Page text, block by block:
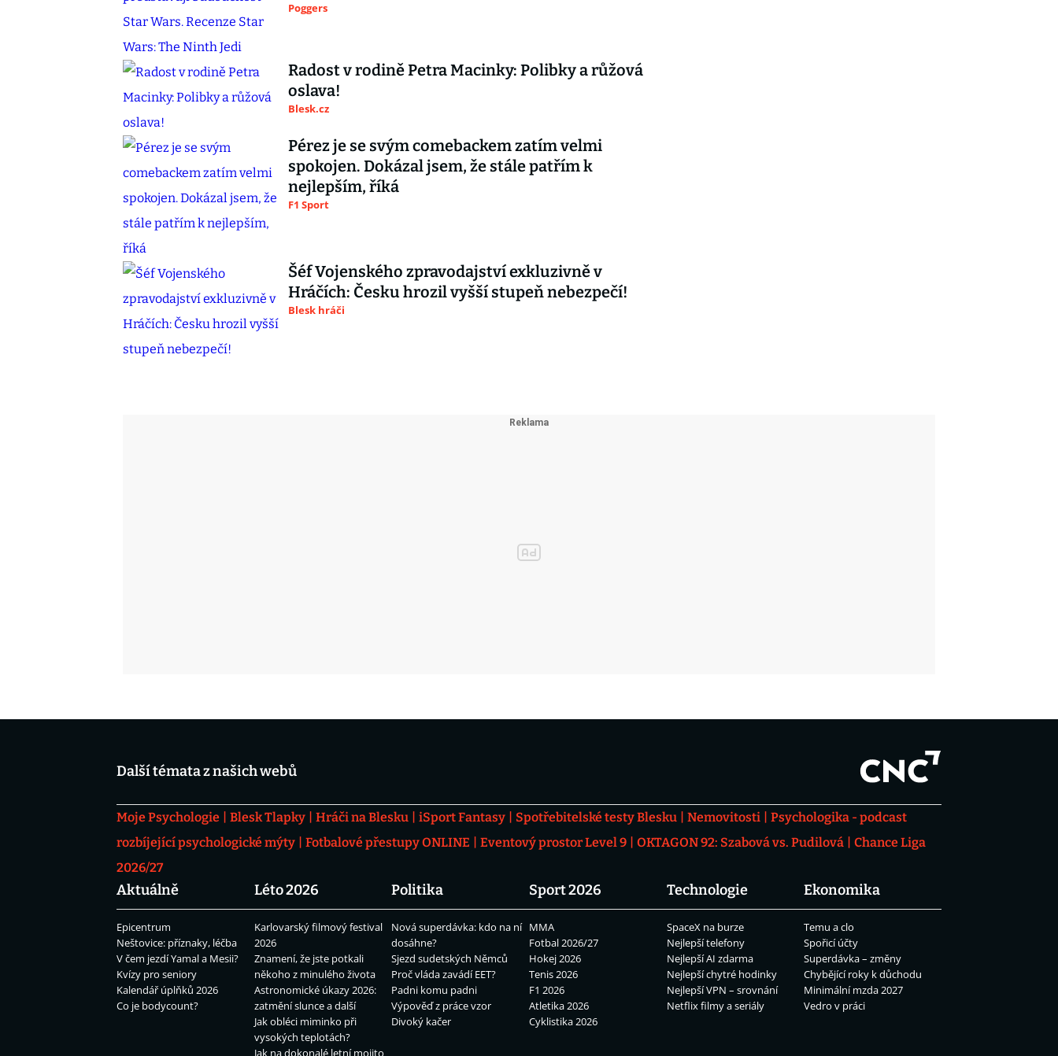
Poggers
Radost v rodině Petra Macinky: Polibky a růžová
oslava!
Blesk.cz
Pérez je se svým comebackem zatím velmi
spokojen. Dokázal jsem, že stále patřím k
nejlepším, říká
F1 Sport
Šéf Vojenského zpravodajství exkluzivně v
Hráčích: Česku hrozil vyšší stupeň nebezpečí!
Blesk hráči
Další témata z našich webů
Moje Psychologie Blesk Tlapky Hráči na Blesku iSport Fantasy Spotřebitelské testy Blesku Nemovitosti
Psychologika - podcast
rozbíjející psychologické mýty
Fotbalové přestupy ONLINE Eventový prostor Level 9 OKTAGON 92: Szabová vs. Pudilová
Chance Liga
2026/27
Aktuálně
Epicentrum
Neštovice: příznaky, léčba
V čem jezdí Yamal a Mesii?
Kvízy pro seniory
Kalendář úplňků 2026
Co je bodycount?
Léto 2026
Karlovarský filmový festival
2026
Znamení, že jste potkali
někoho z minulého života
Astronomické úkazy 2026:
zatmění slunce a další
Jak obléci miminko při
vysokých teplotách?
Jak na dokonalé letní mojito
Politika
Nová superdávka: kdo na ní
dosáhne?
Sjezd sudetských Němců
Proč vláda zavádí EET?
Padni komu padni
Výpověď z práce vzor
Divoký kačer
Sport 2026
MMA
Fotbal 2026/27
Hokej 2026
Tenis 2026
F1 2026
Atletika 2026
Cyklistika 2026
Technologie
SpaceX na burze
Nejlepší telefony
Nejlepší AI zdarma
Nejlepší chytré hodinky
Nejlepší VPN – srovnání
Netflix filmy a seriály
Ekonomika
Temu a clo
Spořicí účty
Superdávka – změny
Chybějící roky k důchodu
Minimální mzda 2027
Vedro v práci